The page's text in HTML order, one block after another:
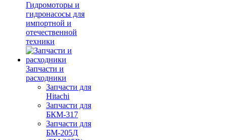
Гидромоторы и
гидронасосы для
импортной и
отечественной
техники
Запчасти и
расходники
Запчасти для
Hitachi
Запчасти для
БКМ-317
Запчасти для
БМ-205Д